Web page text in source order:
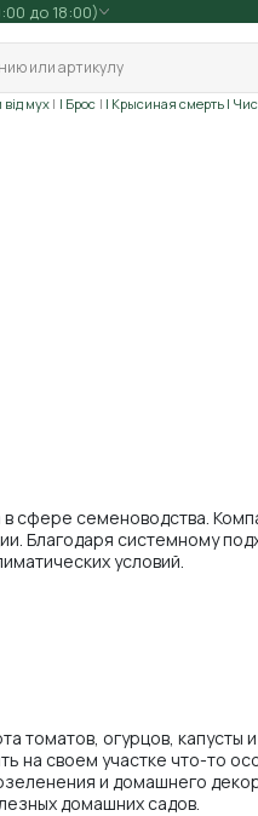
до 18:00)
мух | Брос | Крысиная смерть |
сфере семеноводства.
Благодаря системному
условий.
томатов, огурцов, капусты
на своем участке что-то
и домашнего
домашних садов.